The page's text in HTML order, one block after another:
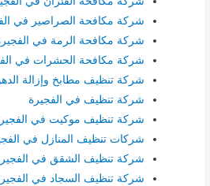
شركة مكافحة الصراصير في
شركة مكافحة الرمة في
شركة مكافحة الحشرات في
شركة تنظيف مطابخ وإزالة
شركة تنظيف في الفجيرة
شركة تنظيف موكيت في
شركات تنظيف المنازل في
شركة تنظيف الشقق في
شركة تنظيف السجاد في